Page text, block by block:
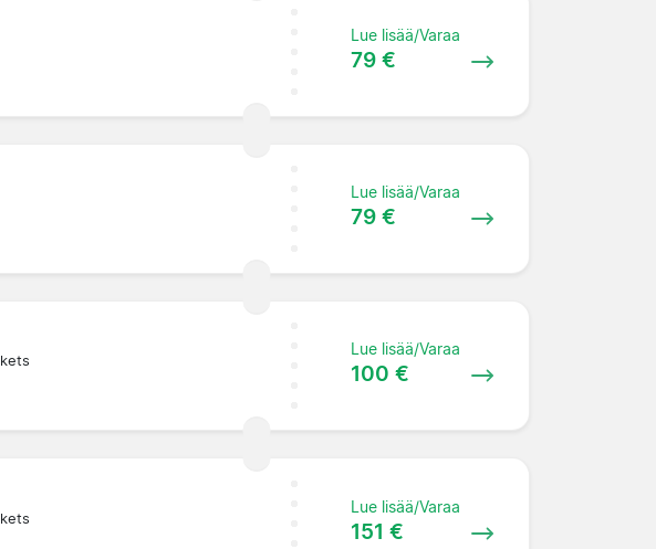
Lue lisää/Varaa
79 €
Lue lisää/Varaa
79 €
Lue lisää/Varaa
100 €
Lue lisää/Varaa
151 €